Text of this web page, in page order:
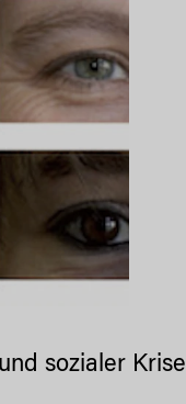
sozialer Krise